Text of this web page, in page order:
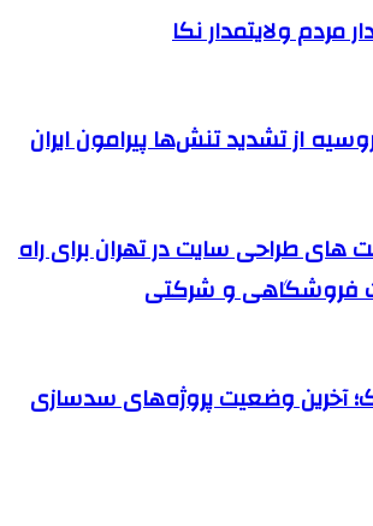
مردم ولایتمدار نکا
روسیه از تشدید تنش‌ها پیرامون ایران
های طراحی سایت در تهران برای راه
فروشگاهی و شرکتی
آخرین وضعیت پروژه‌های سدسازی